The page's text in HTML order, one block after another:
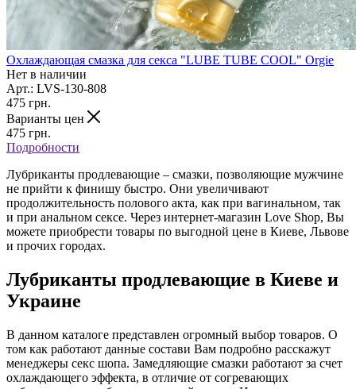
Охлаждающая смазка для секса "LUBE TUBE COOL" Orgie
Нет в наличии
Арт.: LVS-130-808
475 грн.
Варианты цен
475 грн.
Подробности
Лубриканты продлевающие – смазки, позволяющие мужчине
не прийти к финишу быстро. Они увеличивают
продолжительность полового акта, как при вагинальном, так
и при анальном сексе. Через интернет-магазин Love Shop, Вы
можете приобрести товары по выгодной цене в Киеве, Львове
и прочих городах.
Лубриканты продлевающие в Киеве и
Украине
В данном каталоге представлен огромный выбор товаров. О
том как работают данные состави Вам подробно расскажут
менеджеры секс шопа. Замедляющие смазки работают за счет
охлаждающего эффекта, в отличие от согревающих